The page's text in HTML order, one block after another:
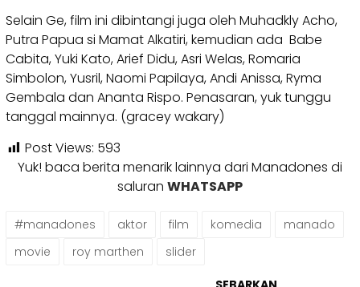
Selain Ge, film ini dibintangi juga oleh Muhadkly Acho,
Putra Papua si Mamat Alkatiri, kemudian ada Babe
Cabita, Yuki Kato, Arief Didu, Asri Welas, Romaria
Simbolon, Yusril, Naomi Papilaya, Andi Anissa, Ryma
Gembala dan Ananta Rispo. Penasaran, yuk tunggu
tanggal mainnya. (gracey wakary)
Post Views: 593
Yuk! baca berita menarik lainnya dari Manadones di
saluran WHATSAPP
#manadones aktor film komedia
manado
movie
roy marthen slider